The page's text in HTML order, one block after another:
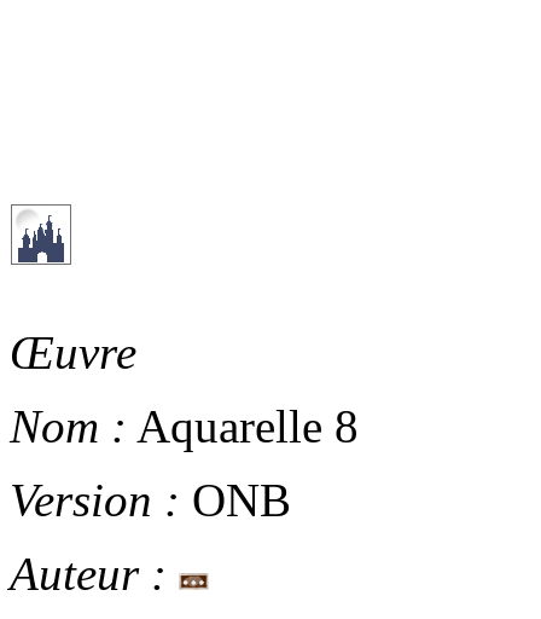
Œuvre
Nom : Aquarelle 8
Version : ONB
Auteur :